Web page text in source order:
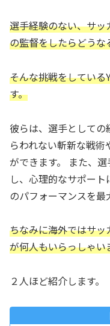
選手経験のない、サ
の監督をしたらどうな
そんな挑戦をしてい
す。
彼らは、選手としての
らわれない斬新な戦
ができます。 また、
し、心理的なサポー
のパフォーマンスを最
ちなみに海外ではサ
が何人もいらっしゃい
２人ほど紹介します。